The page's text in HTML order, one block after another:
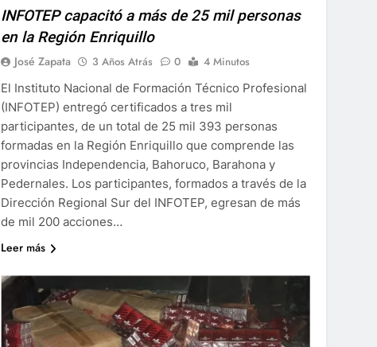
INFOTEP capacitó a más de 25 mil personas
en la Región Enriquillo
José Zapata 3 Años Atrás 0
4 Minutos
El Instituto Nacional de Formación Técnico Profesional
(INFOTEP) entregó certificados a tres mil
participantes, de un total de 25 mil 393 personas
formadas en la Región Enriquillo que comprende las
provincias Independencia, Bahoruco, Barahona y
Pedernales. Los participantes, formados a través de la
Dirección Regional Sur del INFOTEP, egresan de más
de mil 200 acciones…
Leer más